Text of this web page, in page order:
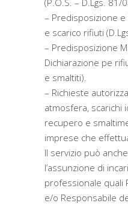
(P.O.S. – D.Lgs. 81/
– Predisposizione
e scarico rifiuti
– Predisposizione
Dichiarazione pe
e smaltiti).
– Richieste
atmosfera, scarichi
recupero e
imprese che
Il servizio può
l’assunzione di
professionale quali
e/o Responsabile